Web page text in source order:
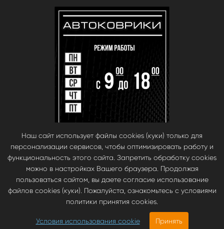
© babara 2014. При публикации материалов с сайта, ссылка на сайт
Инновационные автомобильные ЭВА коврики EVA Smart —
https://evasmart.ru
Наш сайт использует файлы cookies (куки) только для
персонализации сервисов, чтобы оптимизировать работу и
функциональность этого сайта. Запретить обработку cookies
можно в настройках Вашего браузера. Продолжая
пользоваться сайтом, вы даете согласие использование
файлов cookies (куки). Пожалуйста, ознакомьтесь с условиями
политики принятия cookies.
Условия использования cookie Принять